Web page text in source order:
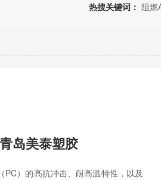
热搜关键词： 阻燃
岛美泰塑胶
）的高抗冲击、耐高温特性，以及